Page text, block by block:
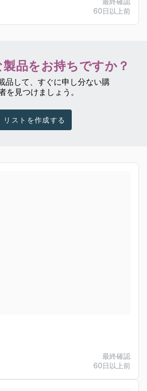
60日以上前
品をお持ちですか？
品して、すぐに申し分ない購
を見つけましょう。
リストを作成する
最終確認
60日以上前